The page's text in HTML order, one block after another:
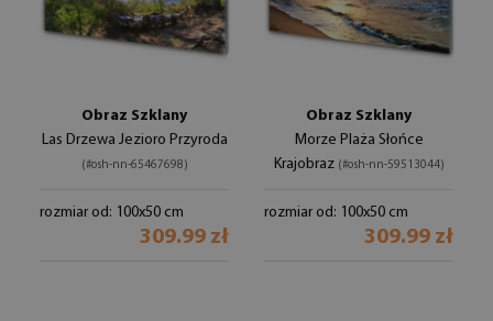
Obraz Szklany
Las Drzewa Jezioro Przyroda
(#osh-nn-65467698)
rozmiar od: 100x50 cm
309.99 zł
Obraz Szklany
Morze Plaża Słońce
Krajobraz (#osh-nn-59513044)
rozmiar od: 100x50 cm
309.99 zł